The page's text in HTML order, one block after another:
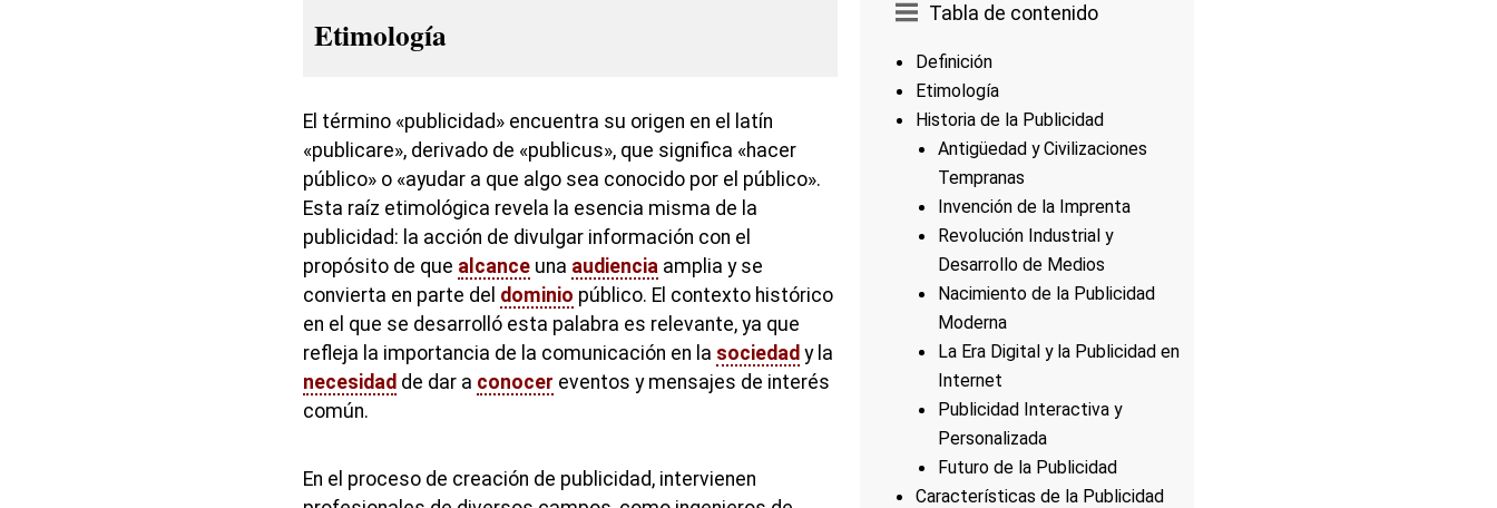
Tabla de contenido
Definición
Etimología
Historia de la Publicidad
Antigüedad y Civilizaciones
Tempranas
Invención de la Imprenta
Revolución Industrial y
Desarrollo de Medios
Nacimiento de la Publicidad
Moderna
La Era Digital y la Publicidad en
Internet
Publicidad Interactiva y
Personalizada
Futuro de la Publicidad
Características de la Publicidad
Etimología
El término «publicidad» encuentra su origen en el latín
«publicare», derivado de «publicus», que significa «hacer
público» o «ayudar a que algo sea conocido por el público».
Esta raíz etimológica revela la esencia misma de la
publicidad: la acción de divulgar información con el
propósito de que alcance una audiencia amplia y se
convierta en parte del dominio público. El contexto histórico
en el que se desarrolló esta palabra es relevante, ya que
refleja la importancia de la comunicación en la sociedad y la
necesidad de dar a conocer eventos y mensajes de interés
común.
En el proceso de creación de publicidad, intervienen